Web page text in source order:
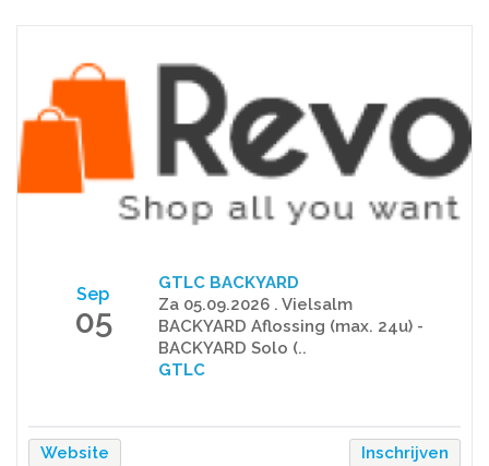
Sep
05
GTLC BACKYARD
Za 05.09.2026 . Vielsalm
BACKYARD Aflossing (max. 24u) -
BACKYARD Solo (..
GTLC
Website Inschrijven